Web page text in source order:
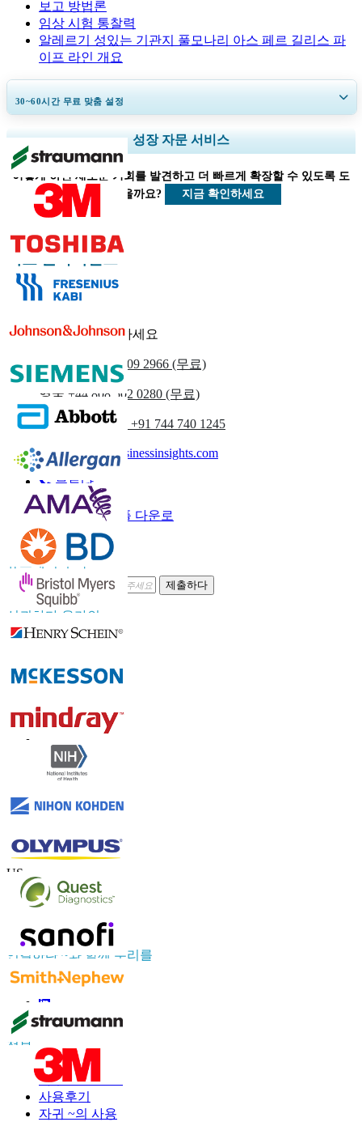
보고 방법론
임상 시험 통찰력
알레르기 성있는 기관지 풀모나리 아스 페르 길리스 파
이프 라인 개요
30~60시간무료 맞춤 설정
지역 및 국가 범위 확장, 세그먼트 분석, 기업 프로필, 경쟁 벤치마킹, 및 최
종 사용자 인사이트.
지금 맞춤 설정
성장 자문 서비스
어떻게 하면 새로운 기회를 발견하고 더 빠르게 확장할 수 있도록 도
울 수 있을까요?
지금 확인하세요
의료 클라이언트
우리에게 연락하세요
우리를+1 833 909 2966 (무료)
영국 +44 808 502 0280 (무료)
(아시아 태평양) +91 744 740 1245
sales@fortunebusinessinsights.com
부르다
이메일
샘플 다운로
드
뉴스레터 구독
제출하다
신뢰하다 온라인
연락하다 우리를
US
UK+44 808 502 0280 (Toll Free )
APAC+91 744 740 1245
sales@fortunebusinessinsights.com
연결하다 ~와 함께 우리를
정보
자주 묻는 질문
사용후기
자귀 ~의 사용